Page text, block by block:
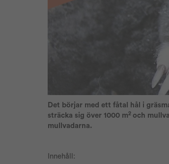
Det börjar med ett fåtal hål i
sträcka sig över 1000 m2 och
mullvadarna.
Innehåll: